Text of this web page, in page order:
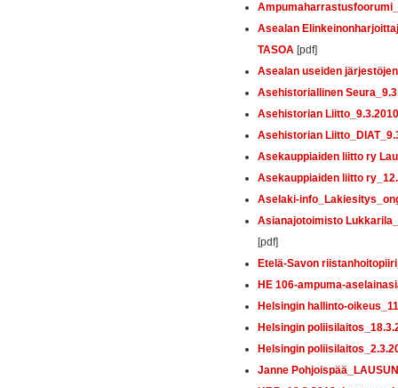
Asealan
TASOA [pdf]
Asealan useiden
Asehistoriallinen
Asehistorian
Asehistorian
Asekauppiaiden liitto ry
Asekauppiaiden liitto
Aselaki-
Asianajotoimisto
[pdf]
Etelä-Savon
HE 106-ampuma-
Helsingin hallinto-
Helsingin
Helsingin
Janne